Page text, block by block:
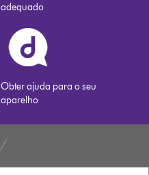
adequado
Obter ajuda para o seu
aparelho